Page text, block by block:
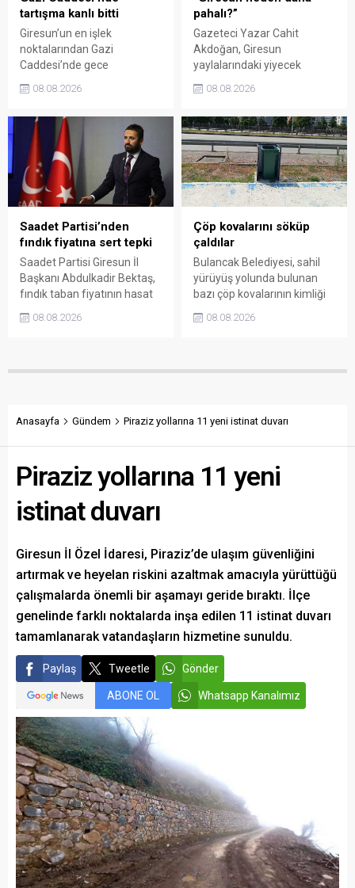
tartışma kanlı bitti
Giresun’un en işlek
noktalarından Gazi
Caddesi’nde gece
kavgada A.E. ayağından
bölgede kısa süreli panik
yaşanırken polis geniş çaplı
soruşturma başlattı.
08.08.2026
pahalı?”
Gazeteci Yazar Cahit
Akdoğan, Giresun
yaylalarındaki yiyecek
belirgin biçimde yüksek
Valiliği, Tarım ve Orman İl
Müdürlüğü ile ilgili kurumları
denetime çağırdı. Akdoğan,
yüzde 50’ye ulaşan fiyat
farklarının araştırılması
gerektiğini söyledi.
08.08.2026
Saadet Partisi’nden
fındık fiyatına sert tepki
Saadet Partisi Giresun İl
Başkanı Abdulkadir Bektaş,
fındık taban fiyatının hasat
açıklanmamasına tepki
belirterek üreticiyi memnun
savundu.
08.08.2026
Çöp kovalarını söküp
çaldılar
Bulancak Belediyesi, sahil
yürüyüş yolunda bulunan
bazı çöp kovalarının kimliği
sökülerek çalındığını açıkladı.
vatandaşlardan ihbar
08.08.2026
Anasayfa Gündem Piraziz yollarına 11 yeni istinat duvarı
Piraziz yollarına 11 yeni
istinat duvarı
Giresun İl Özel İdaresi, Piraziz’de ulaşım güvenliğini
artırmak ve heyelan riskini azaltmak amacıyla yürüttüğü
çalışmalarda önemli bir aşamayı geride bıraktı. İlçe
genelinde farklı noktalarda inşa edilen 11 istinat duvarı
tamamlanarak vatandaşların hizmetine sunuldu.
Paylaş Tweetle Gönder
ABONE OL Whatsapp Kanalımız